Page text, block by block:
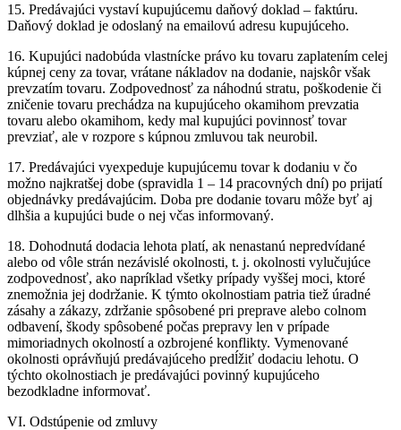
15. Predávajúci vystaví kupujúcemu daňový doklad – faktúru.
Daňový doklad je odoslaný na emailovú adresu kupujúceho.
16. Kupujúci nadobúda vlastnícke právo ku tovaru zaplatením celej
kúpnej ceny za tovar, vrátane nákladov na dodanie, najskôr však
prevzatím tovaru. Zodpovednosť za náhodnú stratu, poškodenie či
zničenie tovaru prechádza na kupujúceho okamihom prevzatia
tovaru alebo okamihom, kedy mal kupujúci povinnosť tovar
prevziať, ale v rozpore s kúpnou zmluvou tak neurobil.
17. Predávajúci vyexpeduje kupujúcemu tovar k dodaniu v čo
možno najkratšej dobe (spravidla 1 – 14 pracovných dní) po prijatí
objednávky predávajúcim. Doba pre dodanie tovaru môže byť aj
dlhšia a kupujúci bude o nej včas informovaný.
18. Dohodnutá dodacia lehota platí, ak nenastanú nepredvídané
alebo od vôle strán nezávislé okolnosti, t. j. okolnosti vylučujúce
zodpovednosť, ako napríklad všetky prípady vyššej moci, ktoré
znemožnia jej dodržanie. K týmto okolnostiam patria tiež úradné
zásahy a zákazy, zdržanie spôsobené pri preprave alebo colnom
odbavení, škody spôsobené počas prepravy len v prípade
mimoriadnych okolností a ozbrojené konflikty. Vymenované
okolnosti oprávňujú predávajúceho predĺžiť dodaciu lehotu. O
týchto okolnostiach je predávajúci povinný kupujúceho
bezodkladne informovať.
VI. Odstúpenie od zmluvy